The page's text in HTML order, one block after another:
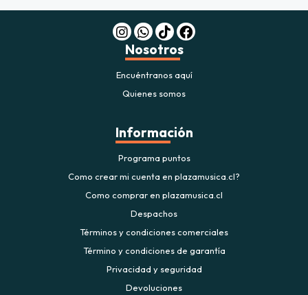
Nosotros
Encuéntranos aquí
Quienes somos
Información
Programa puntos
Como crear mi cuenta en plazamusica.cl?
Como comprar en plazamusica.cl
Despachos
Términos y condiciones comerciales
Término y condiciones de garantía
Privacidad y seguridad
Devoluciones